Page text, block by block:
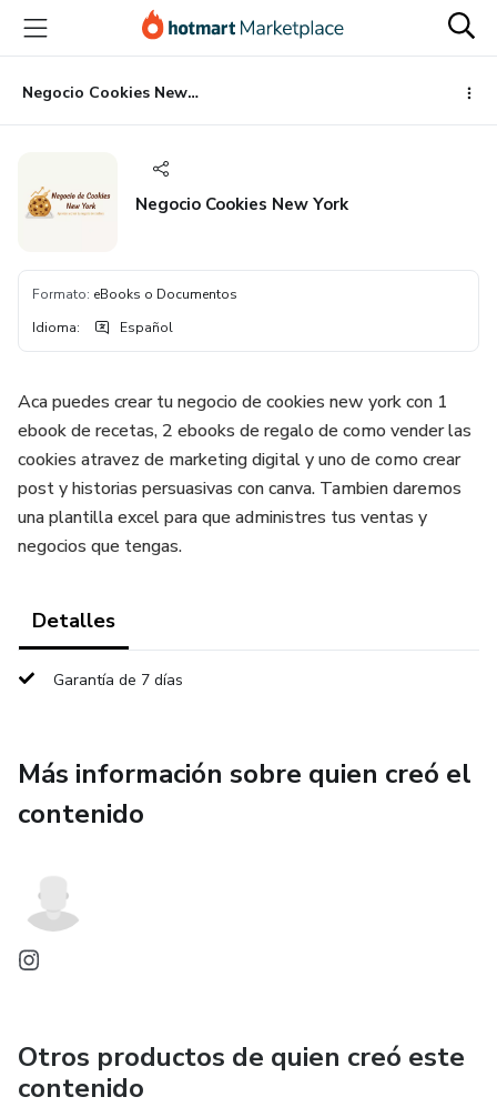
principal
página
de
página
Negocio Cookies New York
Negocio Cookies New York
Formato: eBooks o Documentos
Idioma: Español
Aca puedes crear tu negocio de cookies new york con 1
ebook de recetas, 2 ebooks de regalo de como vender las
cookies atravez de marketing digital y uno de como crear
post y historias persuasivas con canva. Tambien daremos
una plantilla excel para que administres tus ventas y
negocios que tengas.
Detalles
Garantía de 7 días
Más información sobre quien creó el
contenido
Otros productos de quien creó este
contenido